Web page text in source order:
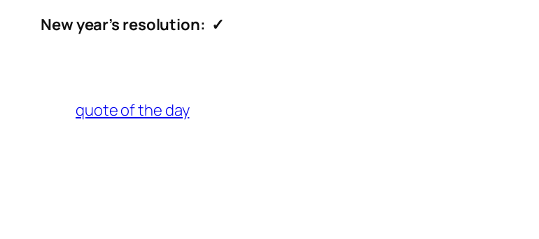
New year’s resolution: ✓
quote of the day